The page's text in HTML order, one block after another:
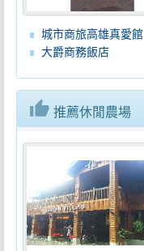
城市商旅高雄真愛館
大爵商務飯店
thumb_up 推薦休閒農場